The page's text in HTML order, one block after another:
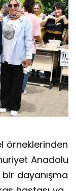
örneklerinden
Anadolu
dayanışma